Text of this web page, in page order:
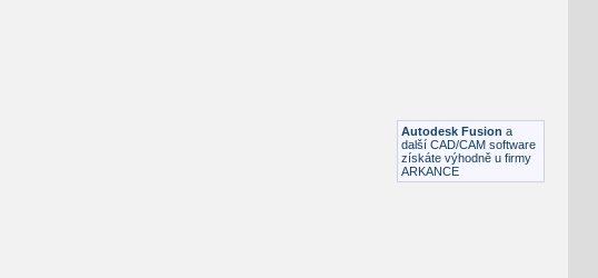
Plastové součásti
Autodesk Fusion a
další CAD/CAM software
získáte výhodně u firmy
ARKANCE